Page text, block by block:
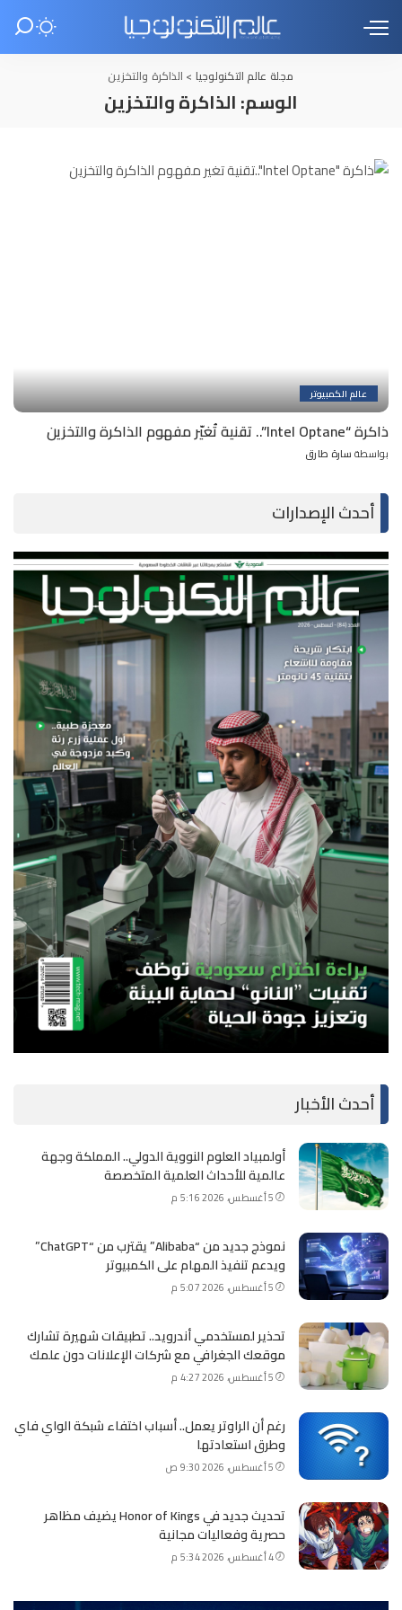
مجلة عالم التكنولوجيا > الذاكرة والتخزين
الوسم:الذاكرة والتخزين
عالم الكمبيوتر
ذاكرة “Intel Optane”.. تقنية تُغيّر مفهوم الذاكرة والتخزين
Posted
بواسطة سارة طارق
أحدث الإصدارات
أحدث الأخبار
أولمبياد العلوم النووية الدولي.. المملكة وجهة
عالمية للأحداث العلمية المتخصصة
5 أغسطس، 2026 5:16 م
نموذج جديد من “Alibaba” يقترب من “ChatGPT”
ويدعم تنفيذ المهام على الكمبيوتر
5 أغسطس، 2026 5:07 م
تحذير لمستخدمي أندرويد.. تطبيقات شهيرة تشارك
موقعك الجغرافي مع شركات الإعلانات دون علمك
5 أغسطس، 2026 4:27 م
رغم أن الراوتر يعمل.. أسباب اختفاء شبكة الواي فاي
وطرق استعادتها
5 أغسطس، 2026 9:30 ص
تحديث جديد في Honor of Kings يضيف مظاهر
حصرية وفعاليات مجانية
4 أغسطس، 2026 5:34 م